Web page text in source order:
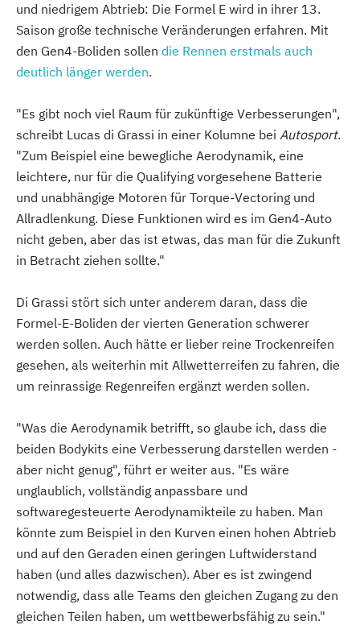
und niedrigem Abtrieb: Die Formel E wird in ihrer 13.
Saison große technische Veränderungen erfahren. Mit
den Gen4-Boliden sollen die Rennen erstmals auch
deutlich länger werden.
"Es gibt noch viel Raum für zukünftige Verbesserungen",
schreibt Lucas di Grassi in einer Kolumne bei Autosport.
"Zum Beispiel eine bewegliche Aerodynamik, eine
leichtere, nur für die Qualifying vorgesehene Batterie
und unabhängige Motoren für Torque-Vectoring und
Allradlenkung. Diese Funktionen wird es im Gen4-Auto
nicht geben, aber das ist etwas, das man für die Zukunft
in Betracht ziehen sollte."
Di Grassi stört sich unter anderem daran, dass die
Formel-E-Boliden der vierten Generation schwerer
werden sollen. Auch hätte er lieber reine Trockenreifen
gesehen, als weiterhin mit Allwetterreifen zu fahren, die
um reinrassige Regenreifen ergänzt werden sollen.
"Was die Aerodynamik betrifft, so glaube ich, dass die
beiden Bodykits eine Verbesserung darstellen werden -
aber nicht genug", führt er weiter aus. "Es wäre
unglaublich, vollständig anpassbare und
softwaregesteuerte Aerodynamikteile zu haben. Man
könnte zum Beispiel in den Kurven einen hohen Abtrieb
und auf den Geraden einen geringen Luftwiderstand
haben (und alles dazwischen). Aber es ist zwingend
notwendig, dass alle Teams den gleichen Zugang zu den
gleichen Teilen haben, um wettbewerbsfähig zu sein."